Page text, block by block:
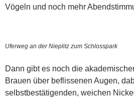
Vögeln und noch mehr
Uferweg an der Nieplitz zum Schlosspark
Dann gibt es noch die
Brauen über beflissenen Augen,
selbstbestätigenden, weichen